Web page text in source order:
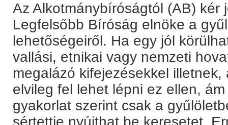
Az Alkotmánybíróságtól (AB) kér
Legfelsőbb Bíróság elnöke a
lehetőségeiről. Ha egy jól
vallási, etnikai vagy nemzeti
megalázó kifejezésekkel
elvileg fel lehet lépni ez ellen,
gyakorlat szerint csak a
sértettje nyújthat be keresetet.